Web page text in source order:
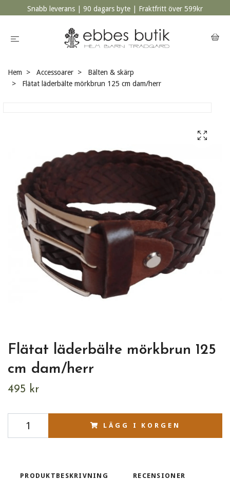
Snabb leverans | 90 dagars byte | Fraktfritt över 599kr
Hem Accessoarer
Bälten & skärp
Flätat läderbälte mörkbrun 125 cm dam/herr
Flätat läderbälte mörkbrun 125
cm dam/herr
495 kr
LÄGG I KORGEN
PRODUKTBESKRIVNING RECENSIONER